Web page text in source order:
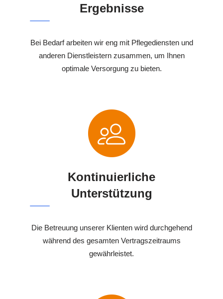
Ergebnisse
Bei Bedarf arbeiten wir eng mit Pflegediensten und
anderen Dienstleistern zusammen, um Ihnen
optimale Versorgung zu bieten.
Kontinuierliche
Unterstützung
Die Betreuung unserer Klienten wird durchgehend
während des gesamten Vertragszeitraums
gewährleistet.